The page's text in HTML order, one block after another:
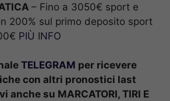
– Fino a 3050€ sport e
200% sul primo deposito sport
PIÙ INFO
TELEGRAM per ricevere
con altri pronostici last
anche su MARCATORI, TIRI E